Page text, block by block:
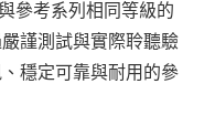
參考系列相同等級的
謹測試與實際聆聽驗
穩定可靠與耐用的參